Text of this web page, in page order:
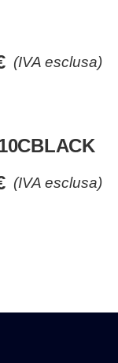
(IVA esclusa)
(IVA esclusa)